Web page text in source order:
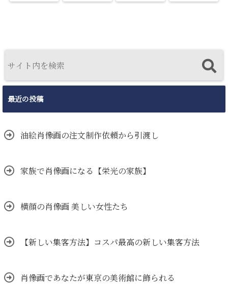
最近の投稿
油絵肖像画の注文制作依頼から引渡し
家族で肖像画になる【栄光の家族】
横顔の肖像画 美しい女性たち
【新しい集客方法】コスパ最高の新しい集客方法
肖像画であなたが東京の美術館に飾られる